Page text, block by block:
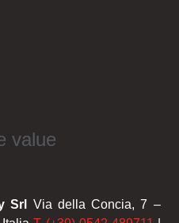
value
Srl Via della Concia, 7 –